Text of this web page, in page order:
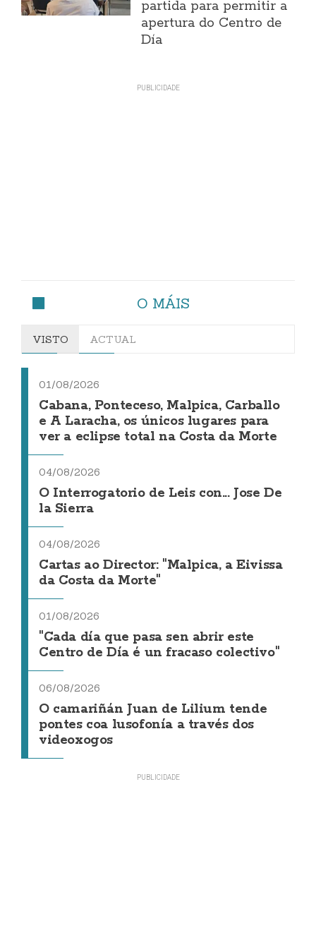
partida para permitir a
apertura do Centro de
Día
O MÁIS
VISTO ACTUAL
01/08/2026
Cabana, Ponteceso, Malpica, Carballo
e A Laracha, os únicos lugares para
ver a eclipse total na Costa da Morte
04/08/2026
O Interrogatorio de Leis con... Jose De
la Sierra
04/08/2026
Cartas ao Director: "Malpica, a Eivissa
da Costa da Morte"
01/08/2026
"Cada día que pasa sen abrir este
Centro de Día é un fracaso colectivo"
06/08/2026
O camariñán Juan de Lilium tende
pontes coa lusofonía a través dos
videoxogos